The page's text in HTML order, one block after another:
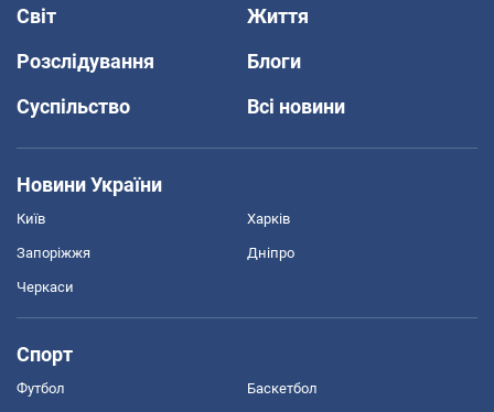
Світ
Життя
Розслідування
Блоги
Суспільство
Всі новини
Новини України
Київ Харків
Запоріжжя Дніпро
Черкаси
Спорт
Футбол Баскетбол